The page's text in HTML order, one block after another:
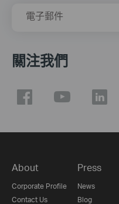
電子郵件
關注我們
About
Corporate Profile
Contact Us
Press
News
Blog